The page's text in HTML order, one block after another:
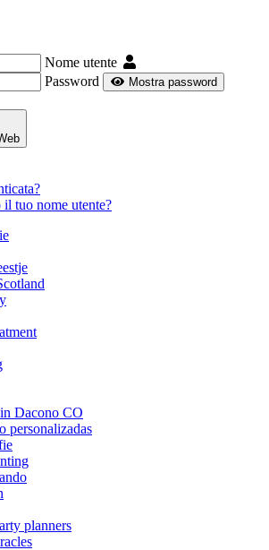
Nome utente
Password
Mostra password
tuo nome utente?
Dacono CO
personalizadas
planners